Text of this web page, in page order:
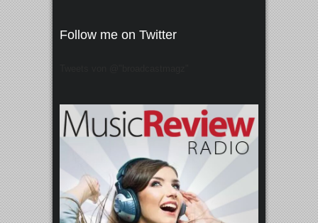
Follow me on Twitter